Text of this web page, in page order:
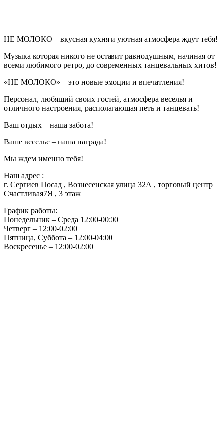
НЕ МОЛОКО – вкусная кухня и уютная атмосфера ждут тебя!
Музыка которая никого не оставит равнодушным, начиная от
всеми любимого ретро, до современных танцевальных хитов!
«НЕ МОЛОКО» – это новые эмоции и впечатления!
Персонал, любящий своих гостей, атмосфера веселья и
отличного настроения, располагающая петь и танцевать!
Ваш отдых – наша забота!
Ваше веселье – наша награда!
Мы ждем именно тебя!
Наш адрес :
г. Сергиев Посад , Вознесенская улица 32А , торговый центр
Счастливая7Я , 3 этаж
График работы:
Понедельник – Среда 12:00-00:00
Четверг – 12:00-02:00
Пятница, Суббота – 12:00-04:00
Воскресенье – 12:00-02:00